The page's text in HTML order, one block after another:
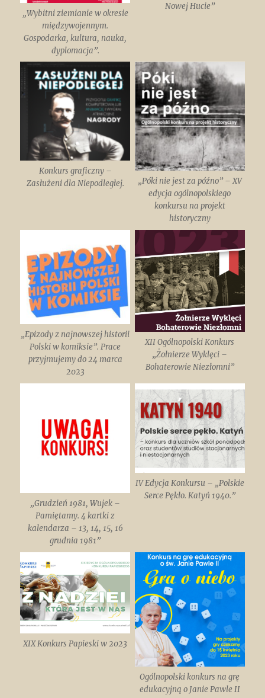
„Wybitni ziemianie w okresie
międzywojennym.
Gospodarka, kultura, nauka,
dyplomacja”.
Nowej Hucie”
Konkurs graficzny –
Zasłużeni dla Niepodległej.
„Póki nie jest za późno” – XV
edycja ogólnopolskiego
konkursu na projekt
historyczny
„Epizody z najnowszej historii
Polski w komiksie”. Prace
przyjmujemy do 24 marca
2023
XII Ogólnopolski Konkurs
„Żołnierze Wyklęci –
Bohaterowie Niezłomni”
„Grudzień 1981, Wujek –
Pamiętamy. 4 kartki z
kalendarza – 13, 14, 15, 16
grudnia 1981”
IV Edycja Konkursu – „Polskie
Serce Pękło. Katyń 1940.”
XIX Konkurs Papieski w 2023
Ogólnopolski konkurs na grę
edukacyjną o Janie Pawle II